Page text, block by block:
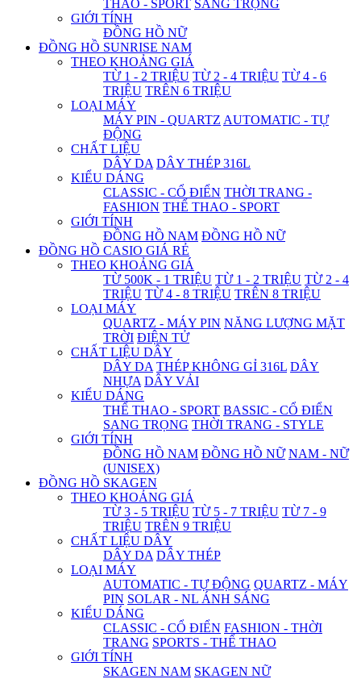
THAO - SPORT SANG TRỌNG
GIỚI TÍNH
ĐỒNG HỒ NỮ
ĐỒNG HỒ SUNRISE NAM
THEO KHOẢNG GIÁ
TỪ 1 - 2 TRIỆU TỪ 2 - 4 TRIỆU TỪ 4 - 6
TRIỆU TRÊN 6 TRIỆU
LOẠI MÁY
MÁY PIN - QUARTZ AUTOMATIC - TỰ
ĐỘNG
CHẤT LIỆU
DÂY DA DÂY THÉP 316L
KIỂU DÁNG
CLASSIC - CỔ ĐIỂN THỜI TRANG -
FASHION THỂ THAO - SPORT
GIỚI TÍNH
ĐỒNG HỒ NAM ĐỒNG HỒ NỮ
ĐỒNG HỒ CASIO GIÁ RẺ
THEO KHOẢNG GIÁ
TỪ 500K - 1 TRIỆU TỪ 1 - 2 TRIỆU TỪ 2 - 4
TRIỆU TỪ 4 - 8 TRIỆU TRÊN 8 TRIỆU
LOẠI MÁY
QUARTZ - MÁY PIN NĂNG LƯỢNG MẶT
TRỜI ĐIỆN TỬ
CHẤT LIỆU DÂY
DÂY DA THÉP KHÔNG GỈ 316L DÂY
NHỰA DÂY VẢI
KIỂU DÁNG
THỂ THAO - SPORT BASSIC - CỔ ĐIỂN
SANG TRỌNG THỜI TRANG - STYLE
GIỚI TÍNH
ĐỒNG HỒ NAM ĐỒNG HỒ NỮ NAM - NỮ
(UNISEX)
ĐỒNG HỒ SKAGEN
THEO KHOẢNG GIÁ
TỪ 3 - 5 TRIỆU TỪ 5 - 7 TRIỆU TỪ 7 - 9
TRIỆU TRÊN 9 TRIỆU
CHẤT LIỆU DÂY
DÂY DA DÂY THÉP
LOẠI MÁY
AUTOMATIC - TỰ ĐỘNG QUARTZ - MÁY
PIN SOLAR - NL ÁNH SÁNG
KIỂU DÁNG
CLASSIC - CỔ ĐIỂN FASHION - THỜI
TRANG SPORTS - THỂ THAO
GIỚI TÍNH
SKAGEN NAM SKAGEN NỮ